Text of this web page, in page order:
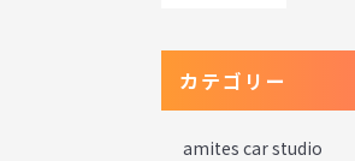
カテゴリー
amites car studio